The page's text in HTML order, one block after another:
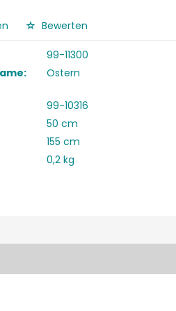
Bewerten
99-11300
Ostern
99-10316
50 cm
155 cm
0,2 kg